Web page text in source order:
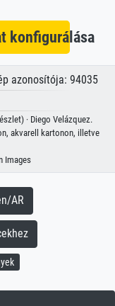
konfigurálása
azonosítója: 94035
· Diego Velázquez.
akvarell kartonon, illetve
Images
AR